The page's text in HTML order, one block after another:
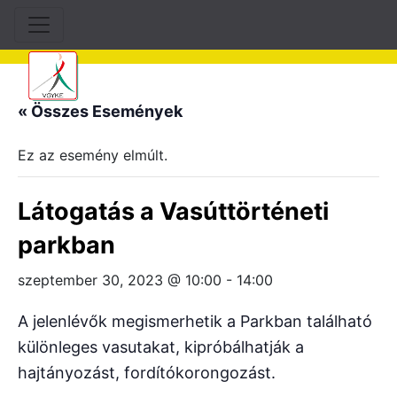
« Összes Események
Ez az esemény elmúlt.
Látogatás a Vasúttörténeti
parkban
szeptember 30, 2023 @ 10:00 - 14:00
A jelenlévők megismerhetik a Parkban található
különleges vasutakat, kipróbálhatják a
hajtányozást, fordítókorongozást.